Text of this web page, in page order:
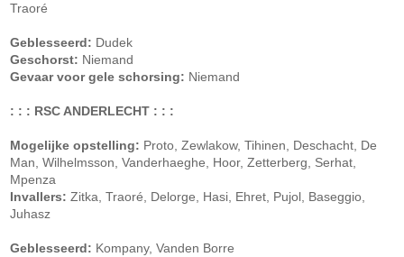
Traoré
Geblesseerd: Dudek
Geschorst: Niemand
Gevaar voor gele schorsing: Niemand
: : : RSC ANDERLECHT : : :
Mogelijke opstelling: Proto, Zewlakow, Tihinen, Deschacht, De
Man, Wilhelmsson, Vanderhaeghe, Hoor, Zetterberg, Serhat,
Mpenza
Invallers: Zitka, Traoré, Delorge, Hasi, Ehret, Pujol, Baseggio,
Juhasz
Geblesseerd: Kompany, Vanden Borre